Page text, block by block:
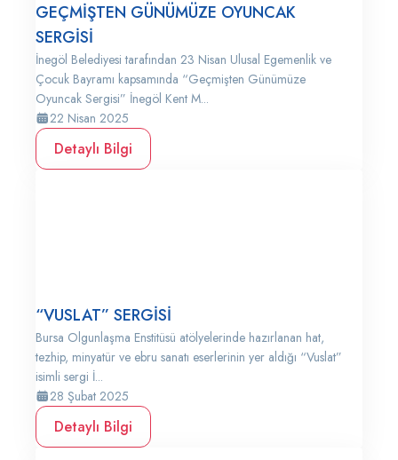
GEÇMİŞTEN GÜNÜMÜZE OYUNCAK
SERGİSİ
İnegöl Belediyesi tarafından 23 Nisan Ulusal Egemenlik ve
Çocuk Bayramı kapsamında “Geçmişten Günümüze
Oyuncak Sergisi” İnegöl Kent M...
22 Nisan 2025
Detaylı Bilgi
“VUSLAT” SERGİSİ
Bursa Olgunlaşma Enstitüsü atölyelerinde hazırlanan hat,
tezhip, minyatür ve ebru sanatı eserlerinin yer aldığı “Vuslat”
isimli sergi İ...
28 Şubat 2025
Detaylı Bilgi